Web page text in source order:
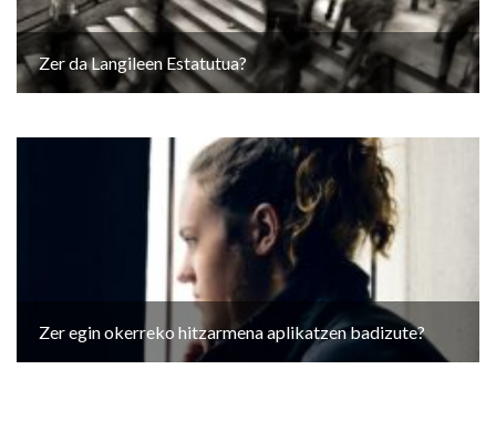
Zer da Langileen Estatutua?
Zer egin okerreko hitzarmena aplikatzen badizute?